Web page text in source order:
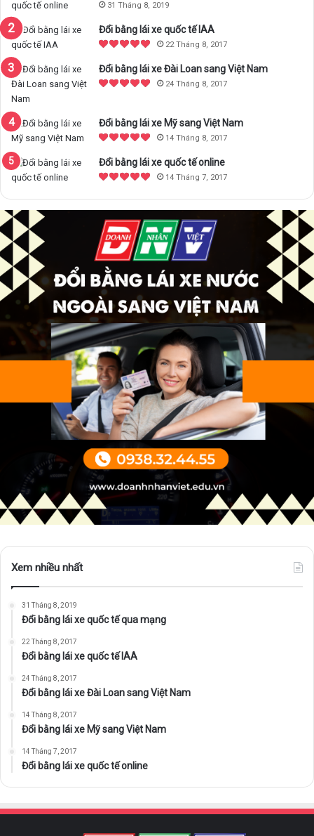
31 Tháng 8, 2019
Đổi bằng lái xe quốc tế IAA
22 Tháng 8, 2017
Đổi bằng lái xe Đài Loan sang Việt Nam
24 Tháng 8, 2017
Đổi bằng lái xe Mỹ sang Việt Nam
14 Tháng 8, 2017
Đổi bằng lái xe quốc tế online
14 Tháng 7, 2017
Xem nhiều nhất
31 Tháng 8, 2019
Đổi bằng lái xe quốc tế qua mạng
22 Tháng 8, 2017
Đổi bằng lái xe quốc tế IAA
24 Tháng 8, 2017
Đổi bằng lái xe Đài Loan sang Việt Nam
14 Tháng 8, 2017
Đổi bằng lái xe Mỹ sang Việt Nam
14 Tháng 7, 2017
Đổi bằng lái xe quốc tế online